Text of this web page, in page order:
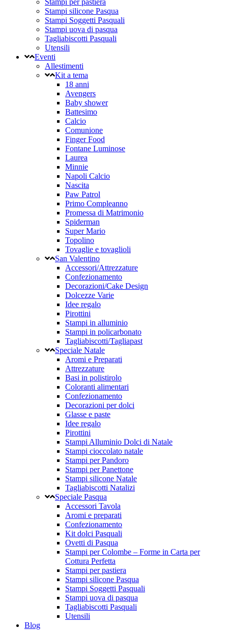
Stampi per pastiera
Stampi silicone Pasqua
Stampi Soggetti Pasquali
Stampi uova di pasqua
Tagliabiscotti Pasquali
Utensili
Eventi
Allestimenti
Kit a tema
18 anni
Avengers
Baby shower
Battesimo
Calcio
Comunione
Finger Food
Fontane Luminose
Laurea
Minnie
Napoli Calcio
Nascita
Paw Patrol
Primo Compleanno
Promessa di Matrimonio
Spiderman
Super Mario
Topolino
Tovaglie e tovaglioli
San Valentino
Accessori/Attrezzature
Confezionamento
Decorazioni/Cake Design
Dolcezze Varie
Idee regalo
Pirottini
Stampi in alluminio
Stampi in policarbonato
Tagliabiscotti/Tagliapast
Speciale Natale
Aromi e Preparati
Attrezzature
Basi in polistirolo
Coloranti alimentari
Confezionamento
Decorazioni per dolci
Glasse e paste
Idee regalo
Pirottini
Stampi Alluminio Dolci di Natale
Stampi cioccolato natale
Stampi per Pandoro
Stampi per Panettone
Stampi silicone Natale
Tagliabiscotti Natalizi
Speciale Pasqua
Accessori Tavola
Aromi e preparati
Confezionamento
Kit dolci Pasquali
Ovetti di Pasqua
Stampi per Colombe – Forme in Carta per
Cottura Perfetta
Stampi per pastiera
Stampi silicone Pasqua
Stampi Soggetti Pasquali
Stampi uova di pasqua
Tagliabiscotti Pasquali
Utensili
Blog